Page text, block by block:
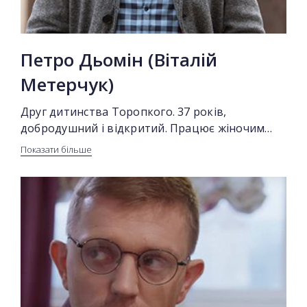
Петро Дьомін (Віталій
Метерчук)
Друг дитинства Торопкого. 37 років,
добродушний і відкритий. Працює жіночим
лікарем в державній поліклініці. Виховує 6-
річного сина. Живе собі на втіху, зустрічається з
жінками і не хвилюється за майбутнє. Вважає,
що життя вдалось.
Показати більше